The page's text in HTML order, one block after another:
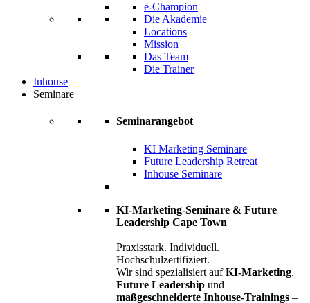
e-Champion
Die Akademie
Locations
Mission
Das Team
Die Trainer
Inhouse
Seminare
Seminarangebot
KI Marketing Seminare
Future Leadership Retreat
Inhouse Seminare
KI-Marketing-Seminare & Future
Leadership Cape Town
Praxisstark. Individuell.
Hochschulzertifiziert.
Wir sind spezialisiert aufKI-Marketing,
Future Leadership und
maßgeschneiderte Inhouse-Trainings –